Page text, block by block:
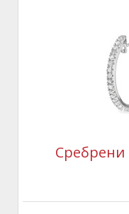
Сребрени